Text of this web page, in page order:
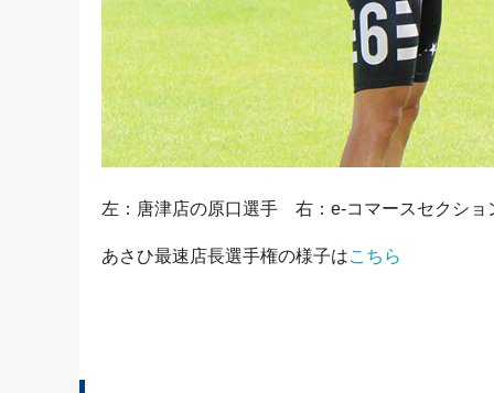
左：唐津店の原口選手 右：e-コマースセクショ
あさひ最速店長選手権の様子はこちら